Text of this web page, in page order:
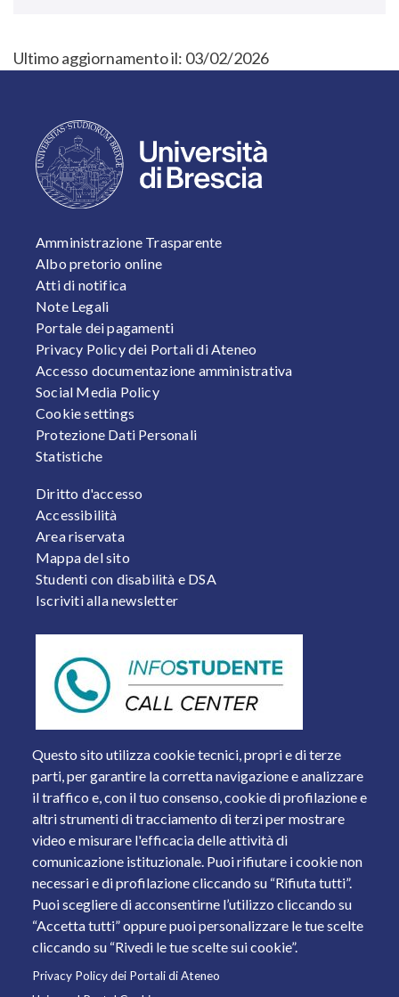
Ultimo aggiornamento il: 03/02/2026
Questo sito utilizza cookie tecnici, propri e di terze
parti, per garantire la corretta navigazione e analizzare
il traffico e, con il tuo consenso, cookie di profilazione e
altri strumenti di tracciamento di terzi per mostrare
video e misurare l'efficacia delle attività di
comunicazione istituzionale. Puoi rifiutare i cookie non
necessari e di profilazione cliccando su “Rifiuta tutti”.
Puoi scegliere di acconsentirne l’utilizzo cliccando su
“Accetta tutti” oppure puoi personalizzare le tue scelte
cliccando su “Rivedi le tue scelte sui cookie”.
Privacy Policy dei Portali di Ateneo
FOOTER 1
Amministrazione Trasparente
Albo pretorio online
Atti di notifica
Note Legali
Portale dei pagamenti
Privacy Policy dei Portali di Ateneo
Accesso documentazione amministrativa
Social Media Policy
Cookie settings
Protezione Dati Personali
Statistiche
FOOTER 2
Diritto d'accesso
Accessibilità
Area riservata
Mappa del sito
Studenti con disabilità e DSA
Iscriviti alla newsletter
Piazza del Mercato, 15 - 25121 Brescia
Tel. +39 030 2988.1 PEC:
ammcentr@cert.unibs.it
Partita IVA: 01773710171 Codice Fiscale: 98007650173